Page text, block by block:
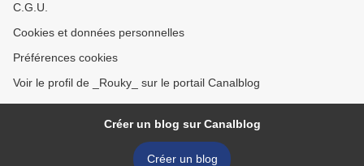
C.G.U.
Cookies et données personnelles
Préférences cookies
Voir le profil de _Rouky_ sur le portail Canalblog
Créer un blog sur Canalblog
Créer un blog